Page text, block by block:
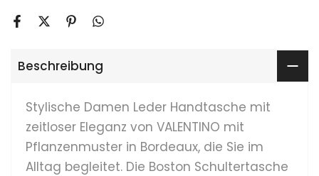
Beschreibung
Stylische Damen Leder Handtasche mit
zeitloser Eleganz von VALENTINO mit
Pflanzenmuster in Bordeaux, die Sie im
Alltag begleitet. Die Boston Schultertasche